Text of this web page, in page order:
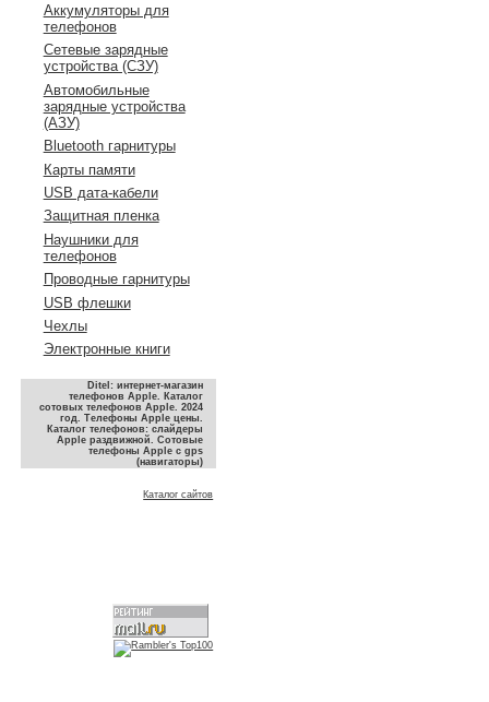
Аккумуляторы для
телефонов
Сетевые зарядные
устройства (СЗУ)
Автомобильные
зарядные устройства
(АЗУ)
Bluetooth гарнитуры
Карты памяти
USB дата-кабели
Защитная пленка
Наушники для
телефонов
Проводные гарнитуры
USB флешки
Чехлы
Электронные книги
Ditel: интернет-магазин
телефонов Apple. Каталог
сотовых телефонов Apple. 2024
год. Телефоны Apple цены.
Каталог телефонов: слайдеры
Apple раздвижной. Сотовые
телефоны Apple с gps
(навигаторы)
Каталог сайтов